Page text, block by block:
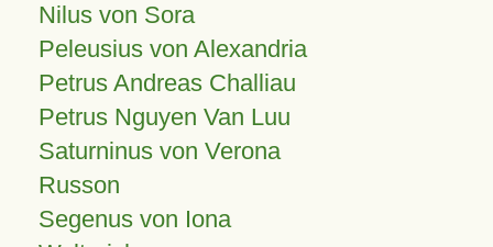
Nilus von Sora
Peleusius von Alexandria
Petrus Andreas Challiau
Petrus Nguyen Van Luu
Saturninus von Verona
Russon
Segenus von Iona